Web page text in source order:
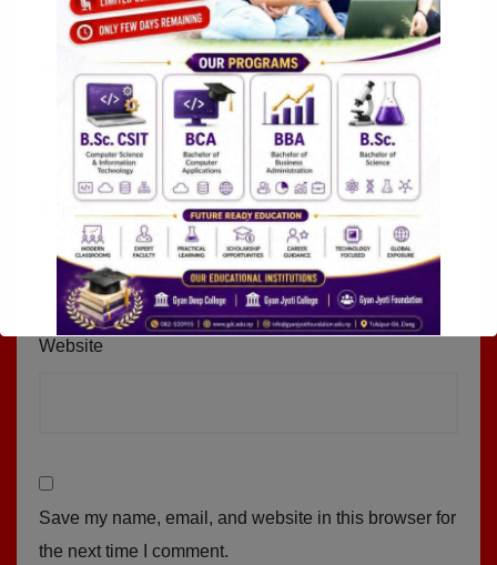
Email*
Website
Save my name, email, and website in this browser for
the next time I comment.